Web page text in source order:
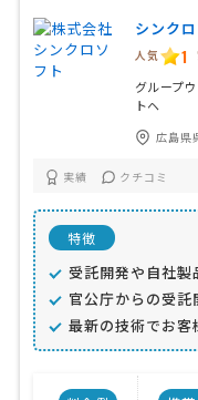
シンク
人気 1
グループ
トヘ
広島県
実績 クチコミ
特徴
受託開発や自社
官公庁からの受託
最新の技術でお客